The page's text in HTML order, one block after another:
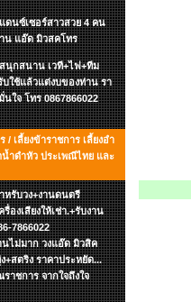
ดนซ์เซอร์สาวสวย 4 คน
น แอ๊ด มิวสคโทร
นุกสนาน เวที+ไฟ+ทีม
บใช้แล้วแต่งบของท่าน รา
ใจ โทร 0867866022
เลี้ยงข้าราชการ เลี้ยงอำ
ำดำหัว ประเพณีไทย และ
หรับวง+งานดนตรี
องเสียงให้เช่า.+รับงาน
7866022
ไม่มาก วงแอ๊ด มิวสิค
สตริง ราคาประหยัด...
าชการ จากใจถึงใจ